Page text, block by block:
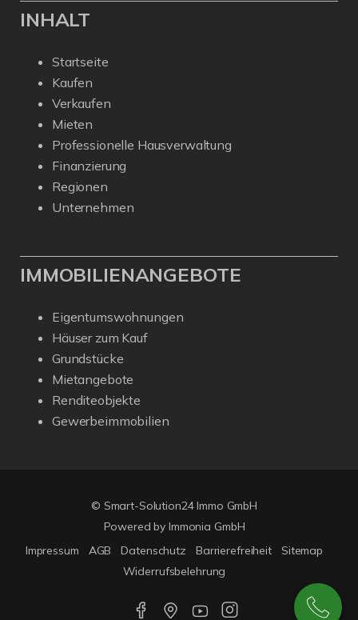
INHALT
Startseite
Kaufen
Verkaufen
Mieten
Professionelle Hausverwaltung
Finanzierung
Regionen
Unternehmen
IMMOBILIENANGEBOTE
Eigentumswohnungen
Häuser zum Kauf
Grundstücke
Mietangebote
Renditeobjekte
Gewerbeimmobilien
© Smart-Solution24 Immo GmbH
Powered by Immonia GmbH
Impressum
AGB Datenschutz Barrierefreiheit
Sitemap
Widerrufsbelehrung